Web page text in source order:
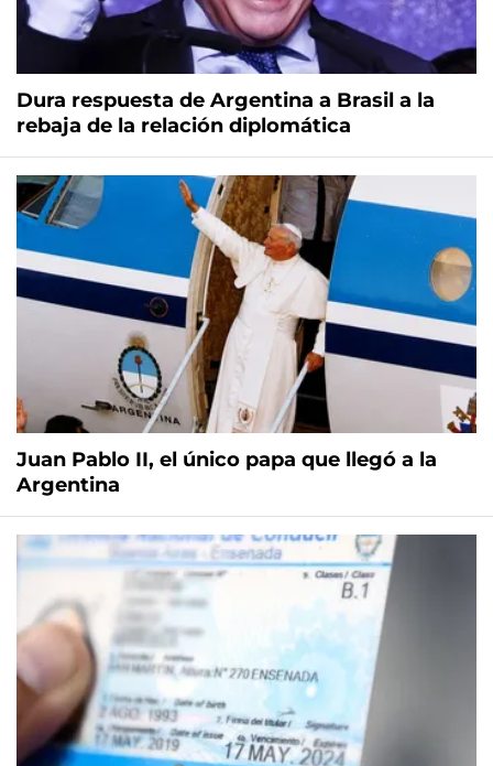
Dura respuesta de Argentina a Brasil a la
rebaja de la relación diplomática
Juan Pablo II, el único papa que llegó a la
Argentina